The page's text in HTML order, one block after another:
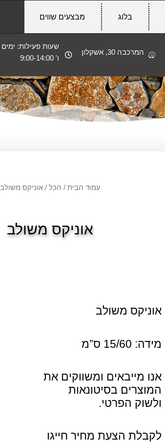
בלוג מבצעים שווים
המרכבה 30, אשקלון
ו' 9:00-14:00
עמוד הבית / הכל / אוניקס משולב
אוניקס משולב
אוניקס משולב
מידה: 15/60 ס”מ
אנו מייבאים ומשווקים את
המוצרים בסיטונאות
ולשוק הפרטי.
לקבלת הצעת מחיר חייגו